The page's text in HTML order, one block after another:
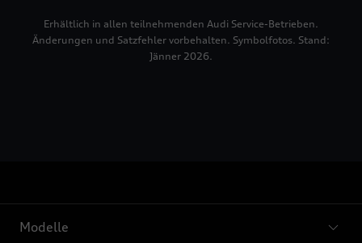
Erhältlich in allen teilnehmenden Audi Service-Betrieben.
Änderungen und Satzfehler vorbehalten. Symbolfotos. Stand:
Jänner 2026.
Modelle